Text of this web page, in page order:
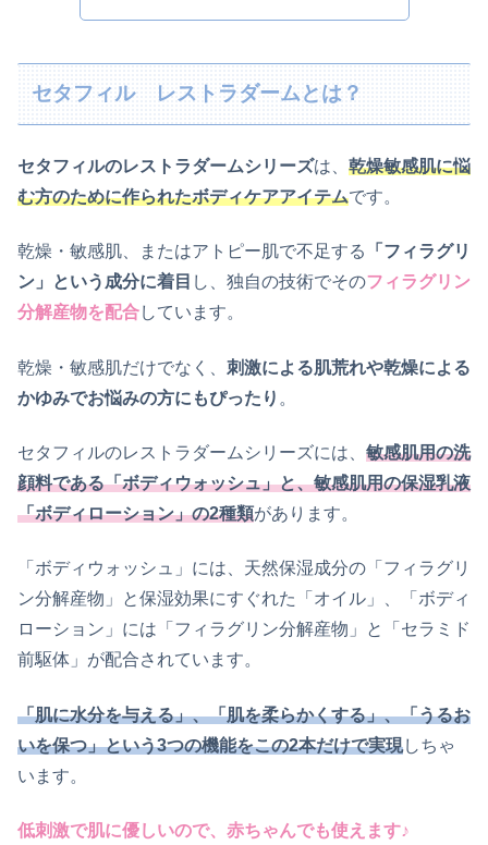
セタフィル レストラダームとは？
セタフィルのレストラダームシリーズは、 乾燥敏感肌に悩
む方のために作られたボディケアアイテムです。
乾燥・敏感肌、またはアトピー肌で不足する
「フィラグリ
ン」という成分に着目 し、独自の技術でそのフィラグリン
分解産物を配合しています。
乾燥・敏感肌だけでなく、 刺激による肌荒れや乾燥による
かゆみでお悩みの方にもぴったり 。
セタフィルのレストラダームシリーズには、 敏感肌用の洗
顔料である「ボディウォッシュ」と、敏感肌用の保湿乳液
「ボディローション」の2種類があります。
「ボディウォッシュ」には、天然保湿成分の「フィラグリ
ン分解産物」と保湿効果にすぐれた「オイル」、「ボディ
ローション」には「フィラグリン分解産物」と「セラミド
前駆体」が配合されています。
「肌に水分を与える」、「肌を柔らかくする」、「うるお
いを保つ」という3つの機能をこの2本だけで実現しちゃ
います。
低刺激で肌に優しいので、赤ちゃんでも使えます♪